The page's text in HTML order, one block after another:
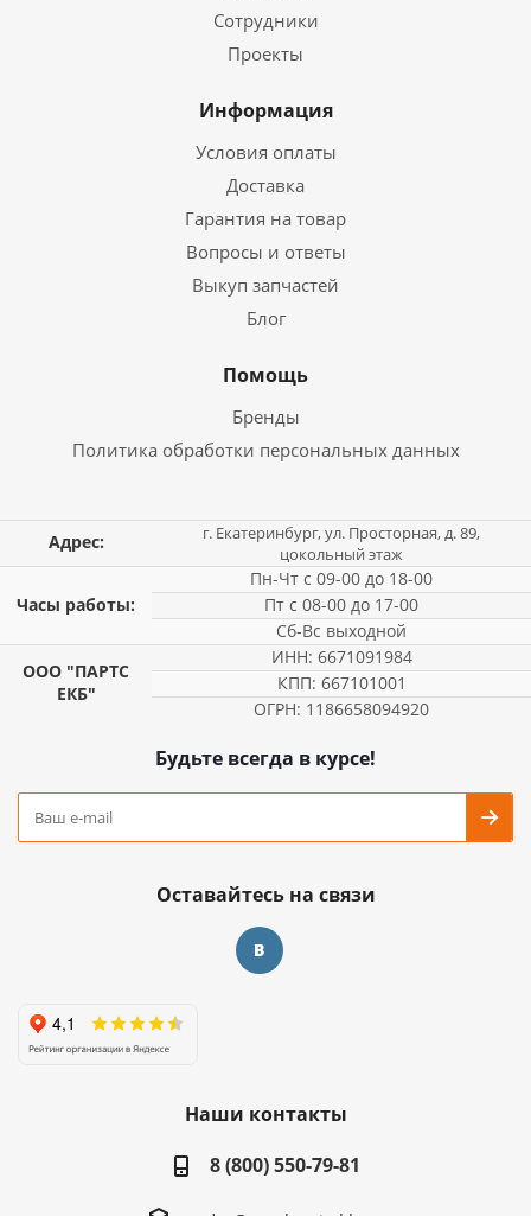
Сотрудники
Проекты
Информация
Условия оплаты
Доставка
Гарантия на товар
Вопросы и ответы
Выкуп запчастей
Блог
Помощь
Бренды
Политика обработки персональных данных
Адрес:
г. Екатеринбург, ул. Просторная, д. 89,
цокольный этаж
Часы работы:
Пн-Чт с 09-00 до 18-00
Пт с 08-00 до 17-00
Сб-Вс выходной
ООО "ПАРТС
ЕКБ"
ИНН: 6671091984
КПП: 667101001
ОГРН: 1186658094920
Будьте всегда в курсе!
Оставайтесь на связи
Наши контакты
8 (800) 550-79-81